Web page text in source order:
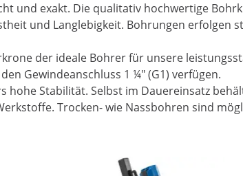
und exakt. Die qualitativ hochwertige
und Langlebigkeit. Bohrungen erfolgen
der ideale Bohrer für unsere
Gewindeanschluss 1 ¼" (G1) verfügen.
Stabilität. Selbst im Dauereinsatz
Trocken- wie Nassbohren sind